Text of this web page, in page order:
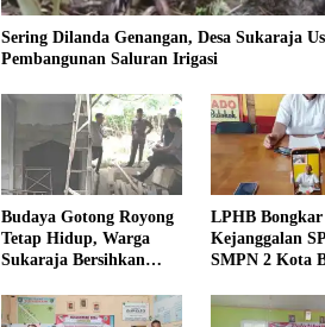
Sering Dilanda Genangan, Desa Sukaraja
Pembangunan Saluran Irigasi
Budaya Gotong Royong
Tetap Hidup, Warga
Sukaraja Bersihkan
LPHB Bongkar
Kejanggalan
SMPN 2 Kota
Menyeluruh